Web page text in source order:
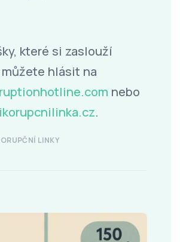
které si zaslouží
hlásit na
nebo
.
LINKY